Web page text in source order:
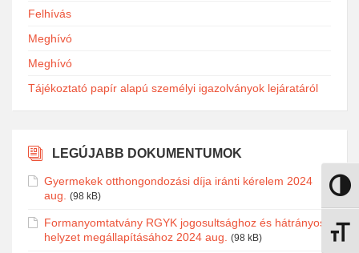
Nagy
Felhívás
Meghívó
Meghívó
Tájékoztató papír alapú személyi igazolványok lejáratáról
LEGÚJABB DOKUMENTUMOK
Gyermekek otthongondozási díja iránti kérelem 2024
aug.
(98 kB)
Formanyomtatvány RGYK jogosultsághoz és hátrányos
helyzet megállapításához 2024 aug.
(98 kB)